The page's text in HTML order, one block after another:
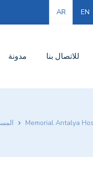
AR EN
مدونة للاتصال بنا
Memorial Antalya